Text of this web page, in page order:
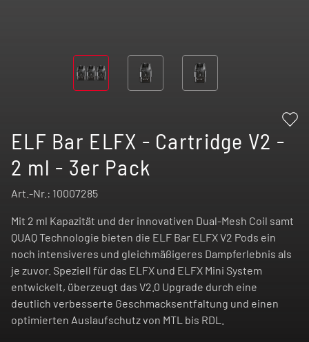
ELF Bar ELFX - Cartridge V2 -
2 ml - 3er Pack
Art.-Nr.: 10007285
Mit 2 ml Kapazität und der innovativen Dual-Mesh Coil samt
QUAQ Technologie bieten die ELF Bar ELFX V2 Pods ein
noch intensiveres und gleichmäßigeres Dampferlebnis als
je zuvor. Speziell für das ELFX und ELFX Mini System
entwickelt, überzeugt das V2.0 Upgrade durch eine
deutlich verbesserte Geschmacksentfaltung und einen
optimierten Auslaufschutz von MTL bis RDL.